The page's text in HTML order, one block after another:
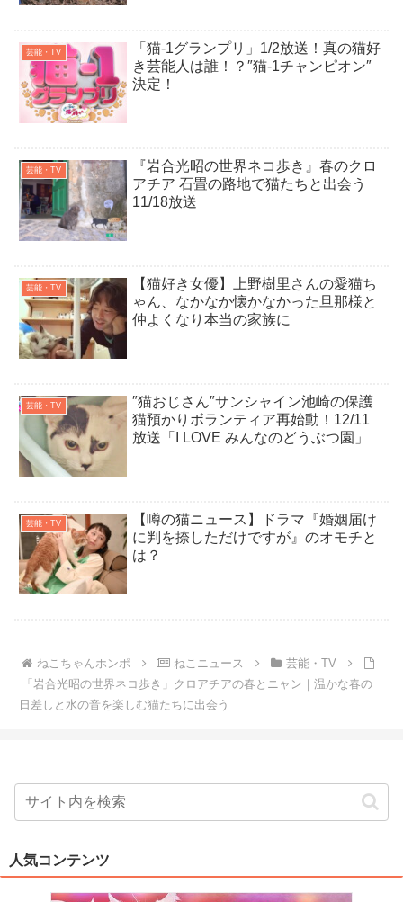
芸能・TV
「猫-1グランプリ」1/2放送！真の猫好
き芸能人は誰！？″猫-1チャンピオン″
決定！
芸能・TV
『岩合光昭の世界ネコ歩き』春のクロ
アチア 石畳の路地で猫たちと出会う
11/18放送
芸能・TV
【猫好き女優】上野樹里さんの愛猫ち
ゃん、なかなか懐かなかった旦那様と
仲よくなり本当の家族に
芸能・TV
″猫おじさん″サンシャイン池崎の保護
猫預かりボランティア再始動！12/11
放送「I LOVE みんなのどうぶつ園」
芸能・TV
【噂の猫ニュース】ドラマ『婚姻届け
に判を捺しただけですが』のオモチと
は？
ねこちゃんホンポ ねこニュース
芸能・TV
「岩合光昭の世界ネコ歩き」クロアチアの春とニャン｜温かな春の
日差しと水の音を楽しむ猫たちに出会う
人気コンテンツ